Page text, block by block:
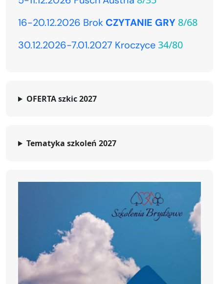
16-20.12.2026 Brok CZYTANIE GRY 8/68
30.12.2026-7.01.2027 Kroczyce34/80
OFERTA szkic 2027
Tematyka szkoleń 2027